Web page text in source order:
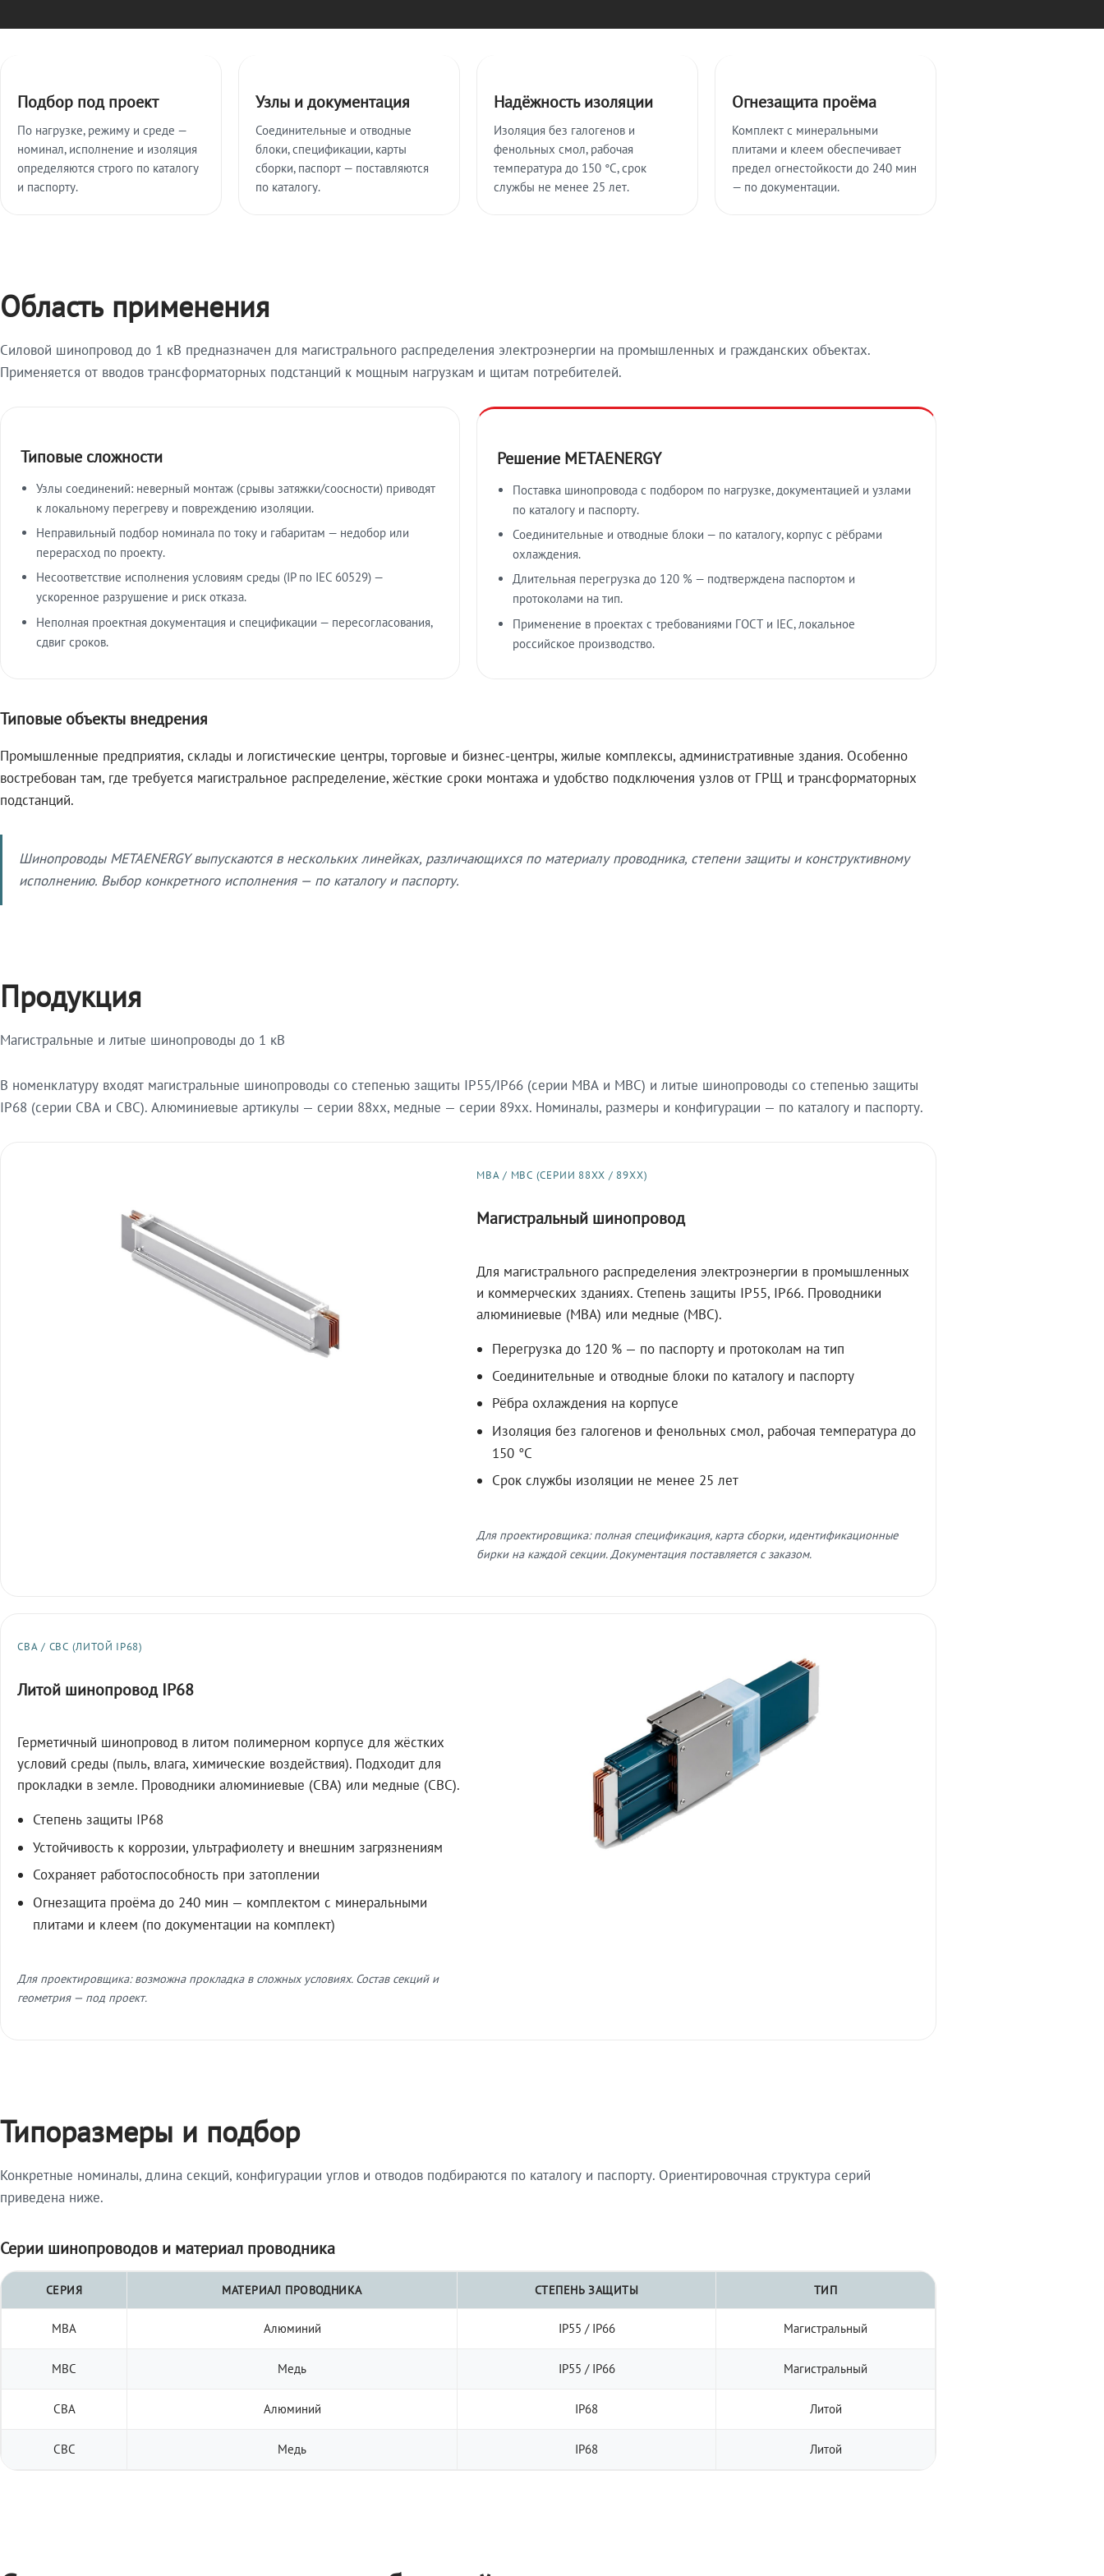
Подбор под проект
По нагрузке, режиму и среде —
номинал, исполнение и изоляция
определяются строго по каталогу
и паспорту.
Узлы и документация
Соединительные и отводные
блоки, спецификации, карты
сборки, паспорт — поставляются
по каталогу.
Надёжность изоляции
Изоляция без галогенов и
фенольных смол, рабочая
температура до 150 °C, срок
службы не менее 25 лет.
Огнезащита проёма
Комплект с минеральными
плитами и клеем обеспечивает
предел огнестойкости до 240 мин
— по документации.
Область применения
Силовой шинопровод до 1 кВ предназначен для магистрального распределения электроэнергии на промышленных и гражданских объектах.
Применяется от вводов трансформаторных подстанций к мощным нагрузкам и щитам потребителей.
Типовые сложности
Узлы соединений: неверный монтаж (срывы затяжки/соосности) приводят
к локальному перегреву и повреждению изоляции.
Неправильный подбор номинала по току и габаритам — недобор или
перерасход по проекту.
Несоответствие исполнения условиям среды (IP по IEC 60529) —
ускоренное разрушение и риск отказа.
Неполная проектная документация и спецификации — пересогласования,
сдвиг сроков.
Решение METAENERGY
Поставка шинопровода с подбором по нагрузке, документацией и узлами
по каталогу и паспорту.
Соединительные и отводные блоки — по каталогу, корпус с рёбрами
охлаждения.
Длительная перегрузка до 120 % — подтверждена паспортом и
протоколами на тип.
Применение в проектах с требованиями ГОСТ и IEC, локальное
российское производство.
Типовые объекты внедрения
Промышленные предприятия, склады и логистические центры, торговые и бизнес-центры, жилые комплексы, административные здания. Особенно
востребован там, где требуется магистральное распределение, жёсткие сроки монтажа и удобство подключения узлов от ГРЩ и трансформаторных
подстанций.
Шинопроводы METAENERGY выпускаются в нескольких линейках, различающихся по материалу проводника, степени защиты и конструктивному
исполнению. Выбор конкретного исполнения — по каталогу и паспорту.
Продукция
Магистральные и литые шинопроводы до 1 кВ
В номенклатуру входят магистральные шинопроводы со степенью защиты IP55/IP66 (серии МВА и МВС) и литые шинопроводы со степенью защиты
IP68 (серии СВА и СВС). Алюминиевые артикулы — серии 88xx, медные — серии 89xx. Номиналы, размеры и конфигурации — по каталогу и паспорту.
МВА / МВС (СЕРИИ 88XX / 89XX)
Магистральный шинопровод
Для магистрального распределения электроэнергии в промышленных
и коммерческих зданиях. Степень защиты IP55, IP66. Проводники
алюминиевые (МВА) или медные (МВС).
Перегрузка до 120 % — по паспорту и протоколам на тип
Соединительные и отводные блоки по каталогу и паспорту
Рёбра охлаждения на корпусе
Изоляция без галогенов и фенольных смол, рабочая температура до
150 °C
Срок службы изоляции не менее 25 лет
Для проектировщика: полная спецификация, карта сборки, идентификационные
бирки на каждой секции. Документация поставляется с заказом.
СВА / СВС (ЛИТОЙ IP68)
Литой шинопровод IP68
Герметичный шинопровод в литом полимерном корпусе для жёстких
условий среды (пыль, влага, химические воздействия). Подходит для
прокладки в земле. Проводники алюминиевые (СВА) или медные (СВС).
Степень защиты IP68
Устойчивость к коррозии, ультрафиолету и внешним загрязнениям
Сохраняет работоспособность при затоплении
Огнезащита проёма до 240 мин — комплектом с минеральными
плитами и клеем (по документации на комплект)
Для проектировщика: возможна прокладка в сложных условиях. Состав секций и
геометрия — под проект.
Типоразмеры и подбор
Конкретные номиналы, длина секций, конфигурации углов и отводов подбираются по каталогу и паспорту. Ориентировочная структура серий
приведена ниже.
Серии шинопроводов и материал проводника
СЕРИЯ МАТЕРИАЛ ПРОВОДНИКА СТЕПЕНЬ ЗАЩИТЫ ТИП
МВА Алюминий IP55 / IP66 Магистральный
МВС Медь IP55 / IP66 Магистральный
СВА Алюминий IP68 Литой
СВС Медь IP68 Литой